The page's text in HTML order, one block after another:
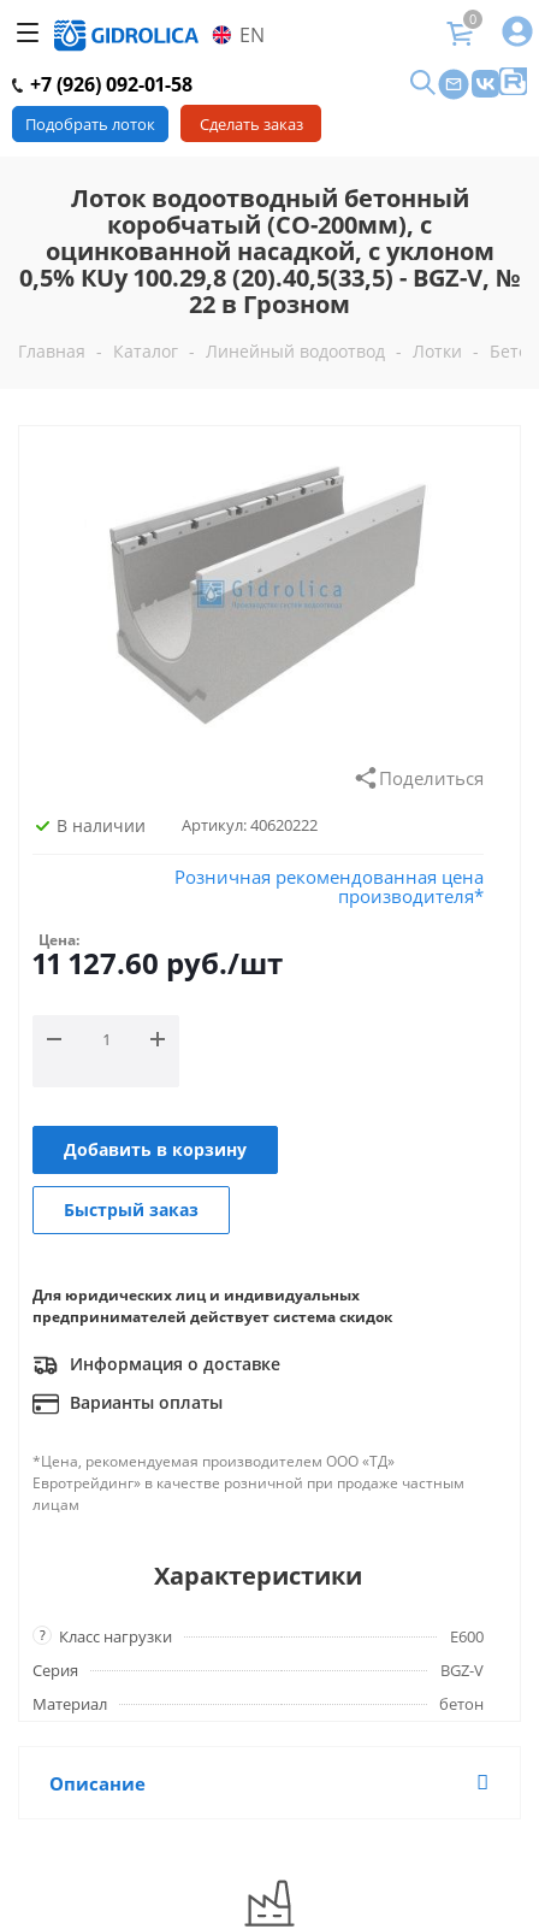
EN
0
+7 (926) 092-01-58
Подобрать лоток Сделать заказ
Лоток водоотводный бетонный
коробчатый (СО-200мм), с
оцинкованной насадкой, с уклоном
0,5% КUу 100.29,8 (20).40,5(33,5) - BGZ-V, №
22 в Грозном
Главная - Каталог - Линейный водоотвод - Лотки -
Поделиться
В наличии Артикул:40620222
Розничная рекомендованная цена
производителя*
Цена:
11 127.60 руб./шт
Добавить в корзину
Быстрый заказ
Для юридических лиц и индивидуальных
предпринимателей действует система скидок
Информация о доставке
Варианты оплаты
*Цена, рекомендуемая производителем ООО «ТД»
Евротрейдинг» в качестве розничной при продаже частным
лицам
Характеристики
? Класс нагрузки
E600
Серия
BGZ-V
Материал
бетон
Описание